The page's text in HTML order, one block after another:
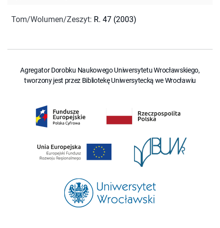
Tom/Wolumen/Zeszyt: R. 47 (2003)
Agregator Dorobku Naukowego Uniwersytetu Wrocławskiego,
tworzony jest przez Bibliotekę Uniwersytecką we Wrocławiu